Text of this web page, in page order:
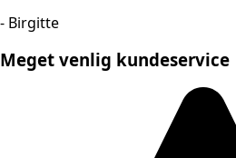
- Birgitte
Meget venlig kundeservice